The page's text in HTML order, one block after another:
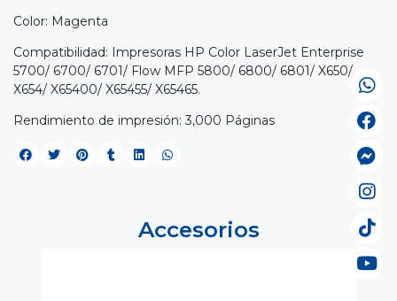
Color: Magenta
Compatibilidad: Impresoras HP Color LaserJet Enterprise
5700/ 6700/ 6701/ Flow MFP 5800/ 6800/ 6801/ X650/
X654/ X65400/ X65455/ X65465.
Rendimiento de impresión: 3,000 Páginas
Accesorios